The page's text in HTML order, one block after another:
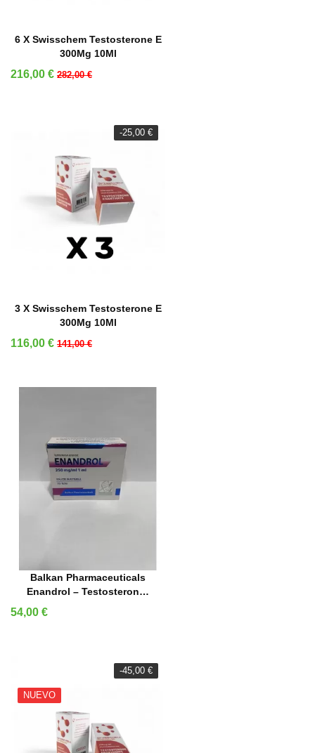
AÑADIR A LA CESTA
6 X Swisschem Testosterone E
300Mg 10Ml
Precio
216,00 € Precio base
282,00 €
-25,00 €
AÑADIR A LA CESTA
3 X Swisschem Testosterone E
300Mg 10Ml
Precio
116,00 € Precio base
141,00 €
AÑADIR A LA CESTA
Balkan Pharmaceuticals
Enandrol – Testosteron…
Precio
54,00 €
-45,00 €
NUEVO